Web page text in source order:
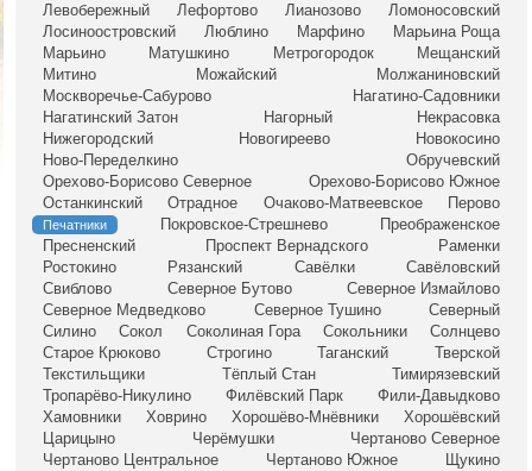
Левобережный
Лефортово Лианозово
Ломоносовский
Лосиноостровский
Люблино Марфино
Марьина Роща
Марьино
Матушкино Метрогородок
Мещанский
Митино
Можайский
Молжаниновский
Москворечье-Сабурово
Нагатино-Садовники
Нагатинский Затон
Нагорный
Некрасовка
Нижегородский
Новогиреево
Новокосино
Ново-Переделкино
Обручевский
Орехово-Борисово Северное
Орехово-Борисово Южное
Останкинский
Отрадное Очаково-Матвеевское Перово
Печатники Покровское-Стрешнево
Преображенское
Пресненский
Проспект Вернадского
Раменки
Ростокино
Рязанский Савёлки
Савёловский
Свиблово
Северное Бутово
Северное Измайлово
Северное Медведково
Северное Тушино
Северный
Силино
Сокол Соколиная Гора Сокольники
Солнцево
Старое Крюково
Строгино Таганский
Тверской
Текстильщики
Тёплый Стан
Тимирязевский
Тропарёво-Никулино
Филёвский Парк
Фили-Давыдково
Хамовники
Ховрино Хорошёво-Мнёвники
Хорошёвский
Царицыно
Черёмушки
Чертаново Северное
Чертаново Центральное
Чертаново Южное
Щукино